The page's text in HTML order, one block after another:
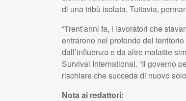
di una tribù isolata. Tuttavia,
“Trent’anni fa, i lavoratori che
entrarono nel profondo del
dall’influenza e da altre malattie
Survival International. “Il governo
rischiare che succeda di nuovo
Nota ai redattori: